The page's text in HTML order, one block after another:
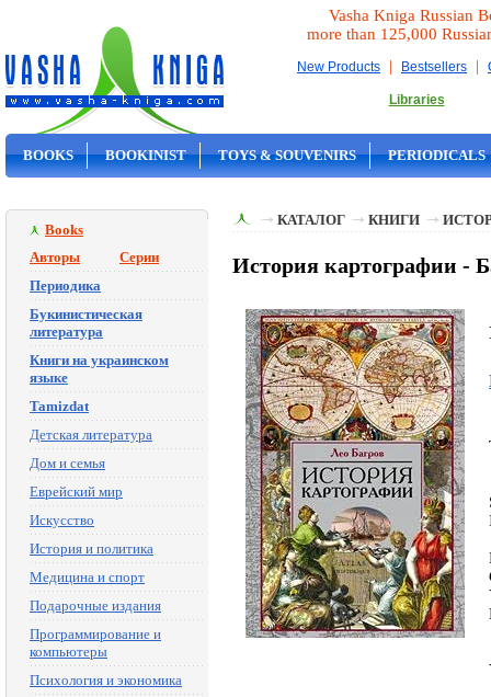
Vasha Kniga Russian
more than 125,000
New Products | Bestsellers |
Libraries
BOOKS BOOKINIST TOYS & SOUVENIRS PERIODICALS
Books
Авторы
Серии
Периодика
Букинистическая
литература
Книги на украинском
языке
Tamizdat
Детская литература
Дом и семья
Еврейский мир
Искусство
История и политика
Медицина и спорт
Подарочные издания
Программирование и
компьютеры
Психология и экономика
КАТАЛОГ КНИГИ
История картографии -